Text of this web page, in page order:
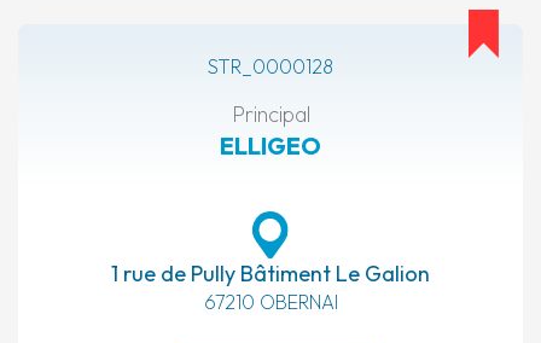
STR_0000128
Principal
ELLIGEO
1 rue de Pully Bâtiment Le Galion
67210 OBERNAI